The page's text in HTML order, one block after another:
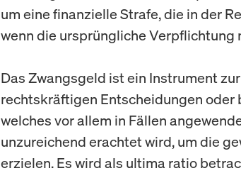
um eine finanzielle Strafe, die in der
wenn die ursprüngliche Verpflichtung
Das Zwangsgeld ist ein Instrument
rechtskräftigen Entscheidungen oder
welches vor allem in Fällen
unzureichend erachtet wird, um die
erzielen. Es wird als ultima ratio